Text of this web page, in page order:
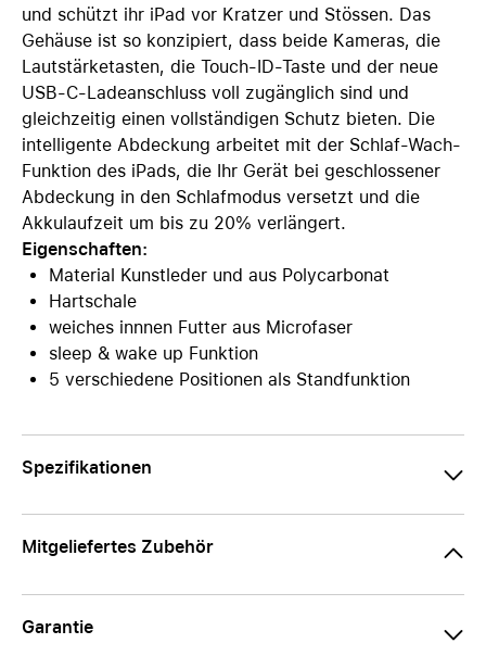
und schützt ihr iPad vor Kratzer und Stössen. Das
Gehäuse ist so konzipiert, dass beide Kameras, die
Lautstärketasten, die Touch-ID-Taste und der neue
USB-C-Ladeanschluss voll zugänglich sind und
gleichzeitig einen vollständigen Schutz bieten. Die
intelligente Abdeckung arbeitet mit der Schlaf-Wach-
Funktion des iPads, die Ihr Gerät bei geschlossener
Abdeckung in den Schlafmodus versetzt und die
Akkulaufzeit um bis zu 20% verlängert.
Eigenschaften:
Material Kunstleder und aus Polycarbonat
Hartschale
weiches innnen Futter aus Microfaser
sleep & wake up Funktion
5 verschiedene Positionen als Standfunktion
Spezifikationen
Mitgeliefertes Zubehör
Garantie